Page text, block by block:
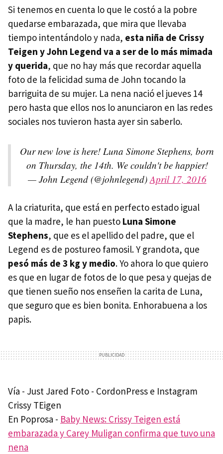
Si tenemos en cuenta lo que le costó a la pobre
quedarse embarazada, que mira que llevaba
tiempo intentándolo y nada, esta niña de Crissy
Teigen y John Legend va a ser de lo más mimada
y querida, que no hay más que recordar aquella
foto de la felicidad suma de John tocando la
barriguita de su mujer. La nena nació el jueves 14
pero hasta que ellos nos lo anunciaron en las redes
sociales nos tuvieron hasta ayer sin saberlo.
Our new love is here! Luna Simone Stephens, born
on Thursday, the 14th. We couldn't be happier!
— John Legend (@johnlegend)April 17, 2016
A la criaturita, que está en perfecto estado igual
que la madre, le han puesto Luna Simone
Stephens, que es el apellido del padre, que el
Legend es de postureo famosil. Y grandota, que
pesó más de 3 kg y medio. Yo ahora lo que quiero
es que en lugar de fotos de lo que pesa y quejas de
que tienen sueño nos enseñen la carita de Luna,
que seguro que es bien bonita. Enhorabuena a los
papis.
Vía - Just Jared Foto - CordonPress e Instagram
Crissy TEigen
En Poprosa - Baby News: Crissy Teigen está
embarazada y Carey Muligan confirma que tuvo una
nena